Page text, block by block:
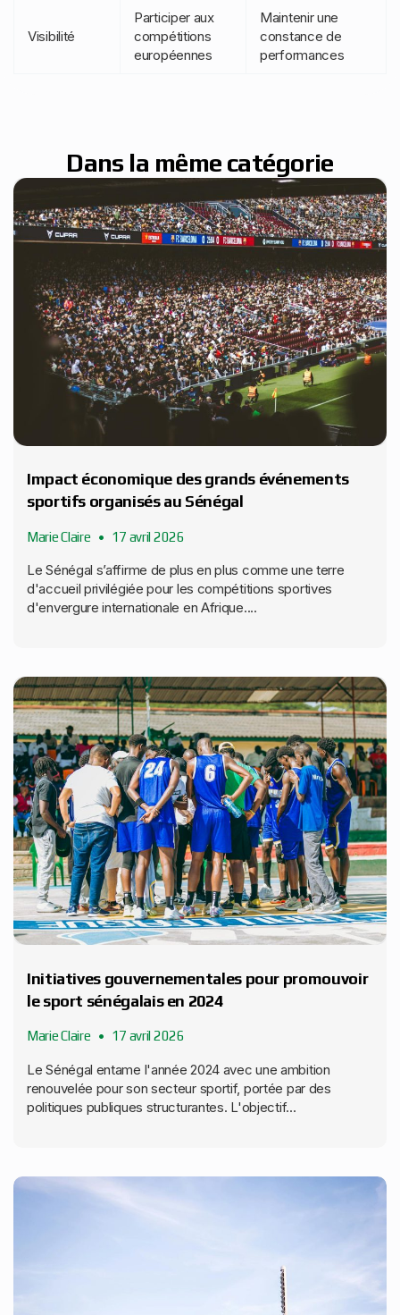
Visibilité
Participer aux
compétitions
européennes
Maintenir une
constance de
performances
Dans la même catégorie
Impact économique des grands événements
sportifs organisés au Sénégal
Marie Claire 17 avril 2026
Le Sénégal s’affirme de plus en plus comme une terre
d'accueil privilégiée pour les compétitions sportives
d'envergure internationale en Afrique....
Initiatives gouvernementales pour promouvoir
le sport sénégalais en 2024
Marie Claire 17 avril 2026
Le Sénégal entame l'année 2024 avec une ambition
renouvelée pour son secteur sportif, portée par des
politiques publiques structurantes. L'objectif...